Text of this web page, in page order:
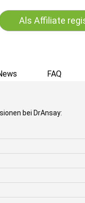
Als Affiliate
FAQ
bei DrAnsay: